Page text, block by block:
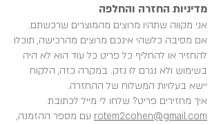
מדיניות החזרה והחלפה
אני מקווה שתהיו מרוצים מהמוצרים שרכשתם.
אם מסיבה כלשהי אינכם מרוצים מהרכישה, תוכלו
להחזיר או להחליף כל פריט כל עוד הוא לא היה
בשימוש ולא נגרם לו נזק. במקרה כזה, הלקוח
יישא בעלויות המשלוח של ההחזרה.
איך מחזירים פריט? שלחו לי מייל לכתובת
rotem2cohen@gmail.com עם מספר ההזמנה,